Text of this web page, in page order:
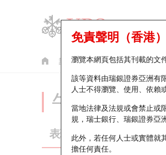
認股證 牛熊證 美股指數產品
免責聲明（香港）
瀏覽本網頁包括其刊載的文
該等資料由瑞銀證券亞洲有
人士不得瀏覽、使用、依賴
當地法律及法規或會禁止或
規，瑞士銀行、瑞銀證券亞
此外，若任何人士或實體就
擔任何責任。
牛熊證分
表現 街貨統計 比